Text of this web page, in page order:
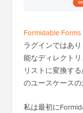
Formidable Forms
ラグインではあ
能なディレクト
リストに変換す
のユースケースの
私は最初に